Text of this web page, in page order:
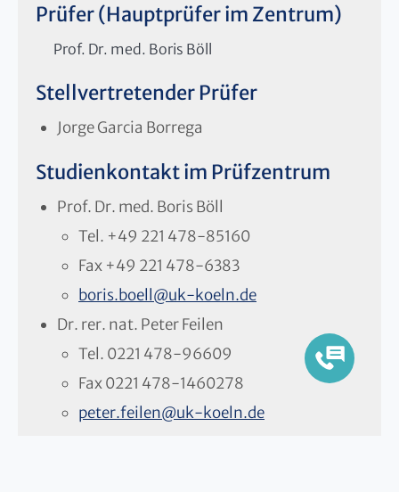
Prüfer (Hauptprüfer im Zentrum)
Prof. Dr. med. Boris Böll
Stellvertretender Prüfer
Jorge Garcia Borrega
Studienkontakt im Prüfzentrum
Prof. Dr. med. Boris Böll
Tel. +49 221 478-85160
Fax +49 221 478-6383
boris.boell@uk-koeln.de
Dr. rer. nat. Peter Feilen
Tel. 0221 478-96609
Fax0221 478-1460278
peter.feilen@uk-koeln.de